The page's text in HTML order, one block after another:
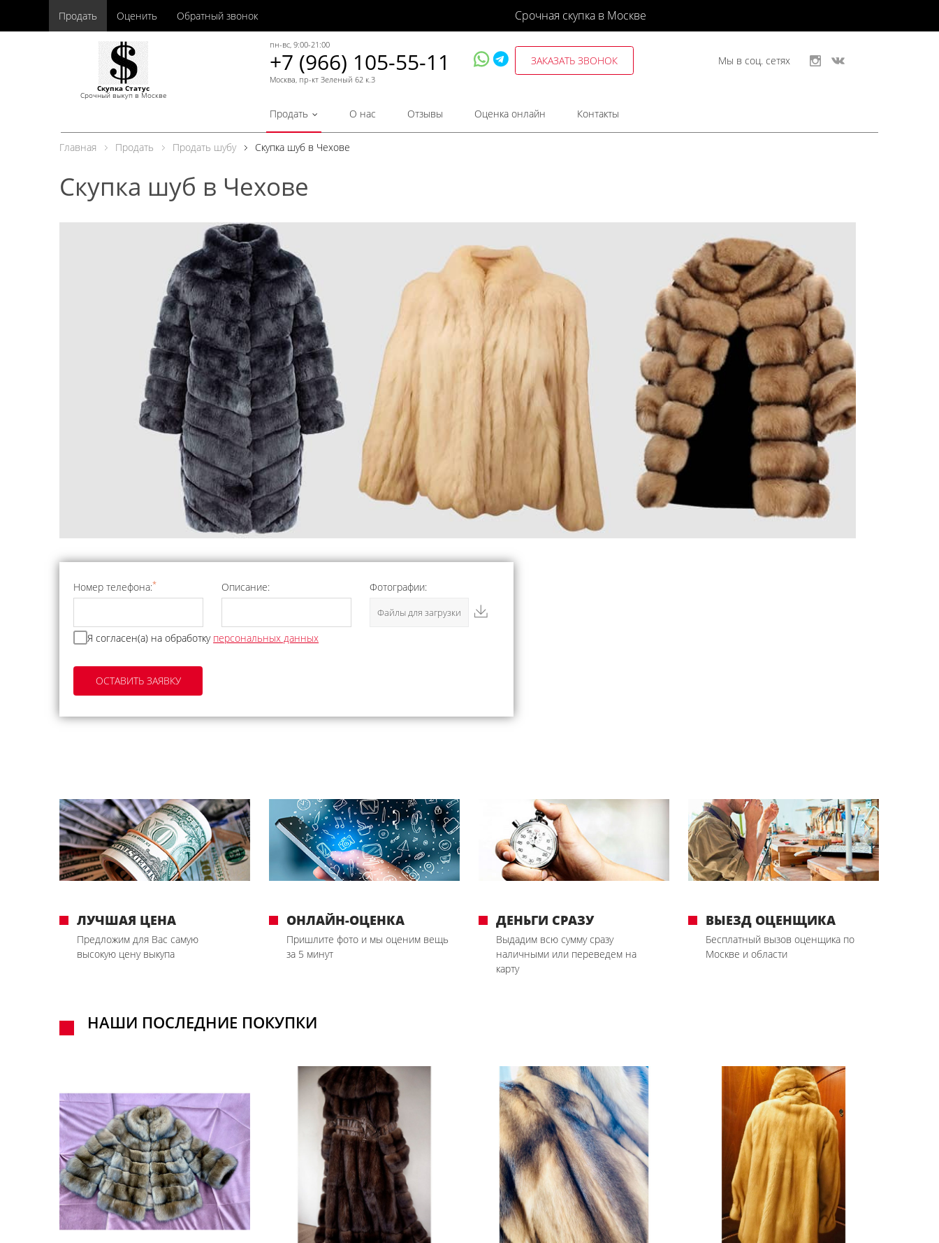
Продать Оценить Обратный звонок Срочная скупка в Москве
Скупка Статус
Срочный выкуп в Москве
пн-вс, 9:00-21:00
+7 (966) 105-55-11
Москва, пр-кт Зеленый 62 к.3
ЗАКАЗАТЬ ЗВОНОК Мы в соц. сетях
Продать О нас Отзывы Оценка онлайн Контакты
Главная Продать Продать шубу Скупка шуб в Чехове
Скупка шуб в Чехове
Номер телефона:* Описание: Фотографии:
Файлы для загрузки
Я согласен(а) на обработку персональных данных
ЛУЧШАЯ ЦЕНА
Предложим для Вас самую
высокую цену выкупа
ОНЛАЙН-ОЦЕНКА
Пришлите фото и мы оценим вещь
за 5 минут
ДЕНЬГИ СРАЗУ
Выдадим всю сумму сразу
наличными или переведем на
карту
ВЫЕЗД ОЦЕНЩИКА
Бесплатный вызов оценщика по
Москве и области
НАШИ ПОСЛЕДНИЕ ПОКУПКИ